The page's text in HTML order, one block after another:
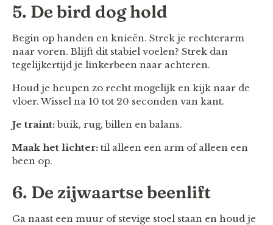
5. De bird dog hold
Begin op handen en knieën. Strek je rechterarm
naar voren. Blijft dit stabiel voelen? Strek dan
tegelijkertijd je linkerbeen naar achteren.
Houd je heupen zo recht mogelijk en kijk naar de
vloer. Wissel na 10 tot 20 seconden van kant.
Je traint:buik, rug, billen en balans.
Maak het lichter: til alleen een arm of alleen een
been op.
6. De zijwaartse beenlift
Ga naast een muur of stevige stoel staan en houd je